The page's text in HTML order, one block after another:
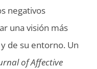
negativos
una visión más
de su entorno. Un
of Affective